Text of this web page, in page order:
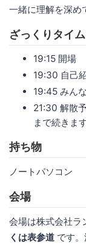
一緒に理解を深め
ざっくりタイ
19:15 開場
19:30 自己
19:45 みん
21:30 解散
まで続きます
持ち物
ノートパソコン
会場
会場は株式会社ラ
くは表参道 です